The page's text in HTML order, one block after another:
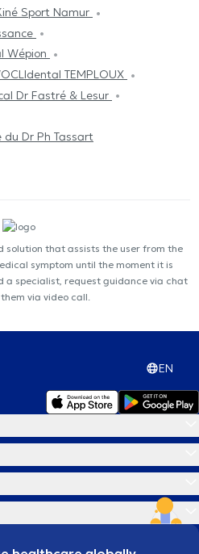
Sport Namur
Wépion
TEMPLOUX
Dr Fastré & Lesur
Dr Ph Tassart
solution that assists the user from the
symptom until the moment it is
a specialist, request guidance via chat
via video call.
EN